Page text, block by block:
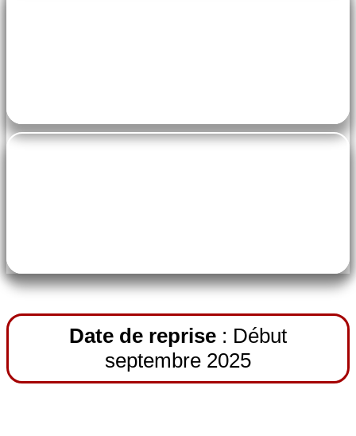
Date de reprise : Début
septembre 2025